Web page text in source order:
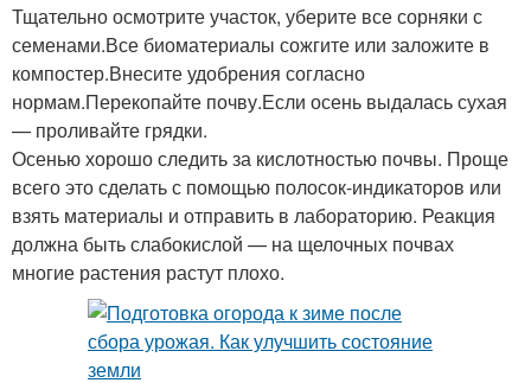
Тщательно осмотрите участок, уберите все сорняки с
семенами.Все биоматериалы сожгите или заложите в
компостер.Внесите удобрения согласно
нормам.Перекопайте почву.Если осень выдалась сухая
— проливайте грядки.
Осенью хорошо следить за кислотностью почвы. Проще
всего это сделать с помощью полосок-индикаторов или
взять материалы и отправить в лабораторию. Реакция
должна быть слабокислой — на щелочных почвах
многие растения растут плохо.